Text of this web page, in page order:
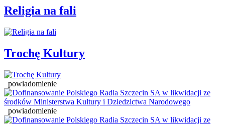
Religia na fali
Trochę Kultury
powiadomienie
powiadomienie